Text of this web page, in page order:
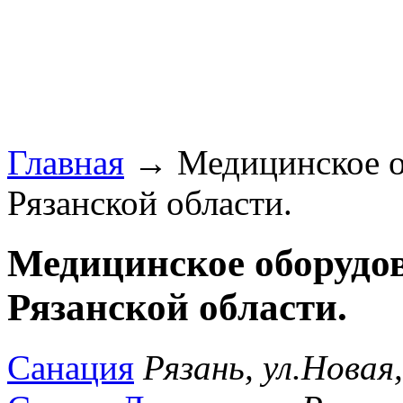
Главная → Медицинское
Рязанской области.
Медицинское
Рязанской области.
Санация Рязань,